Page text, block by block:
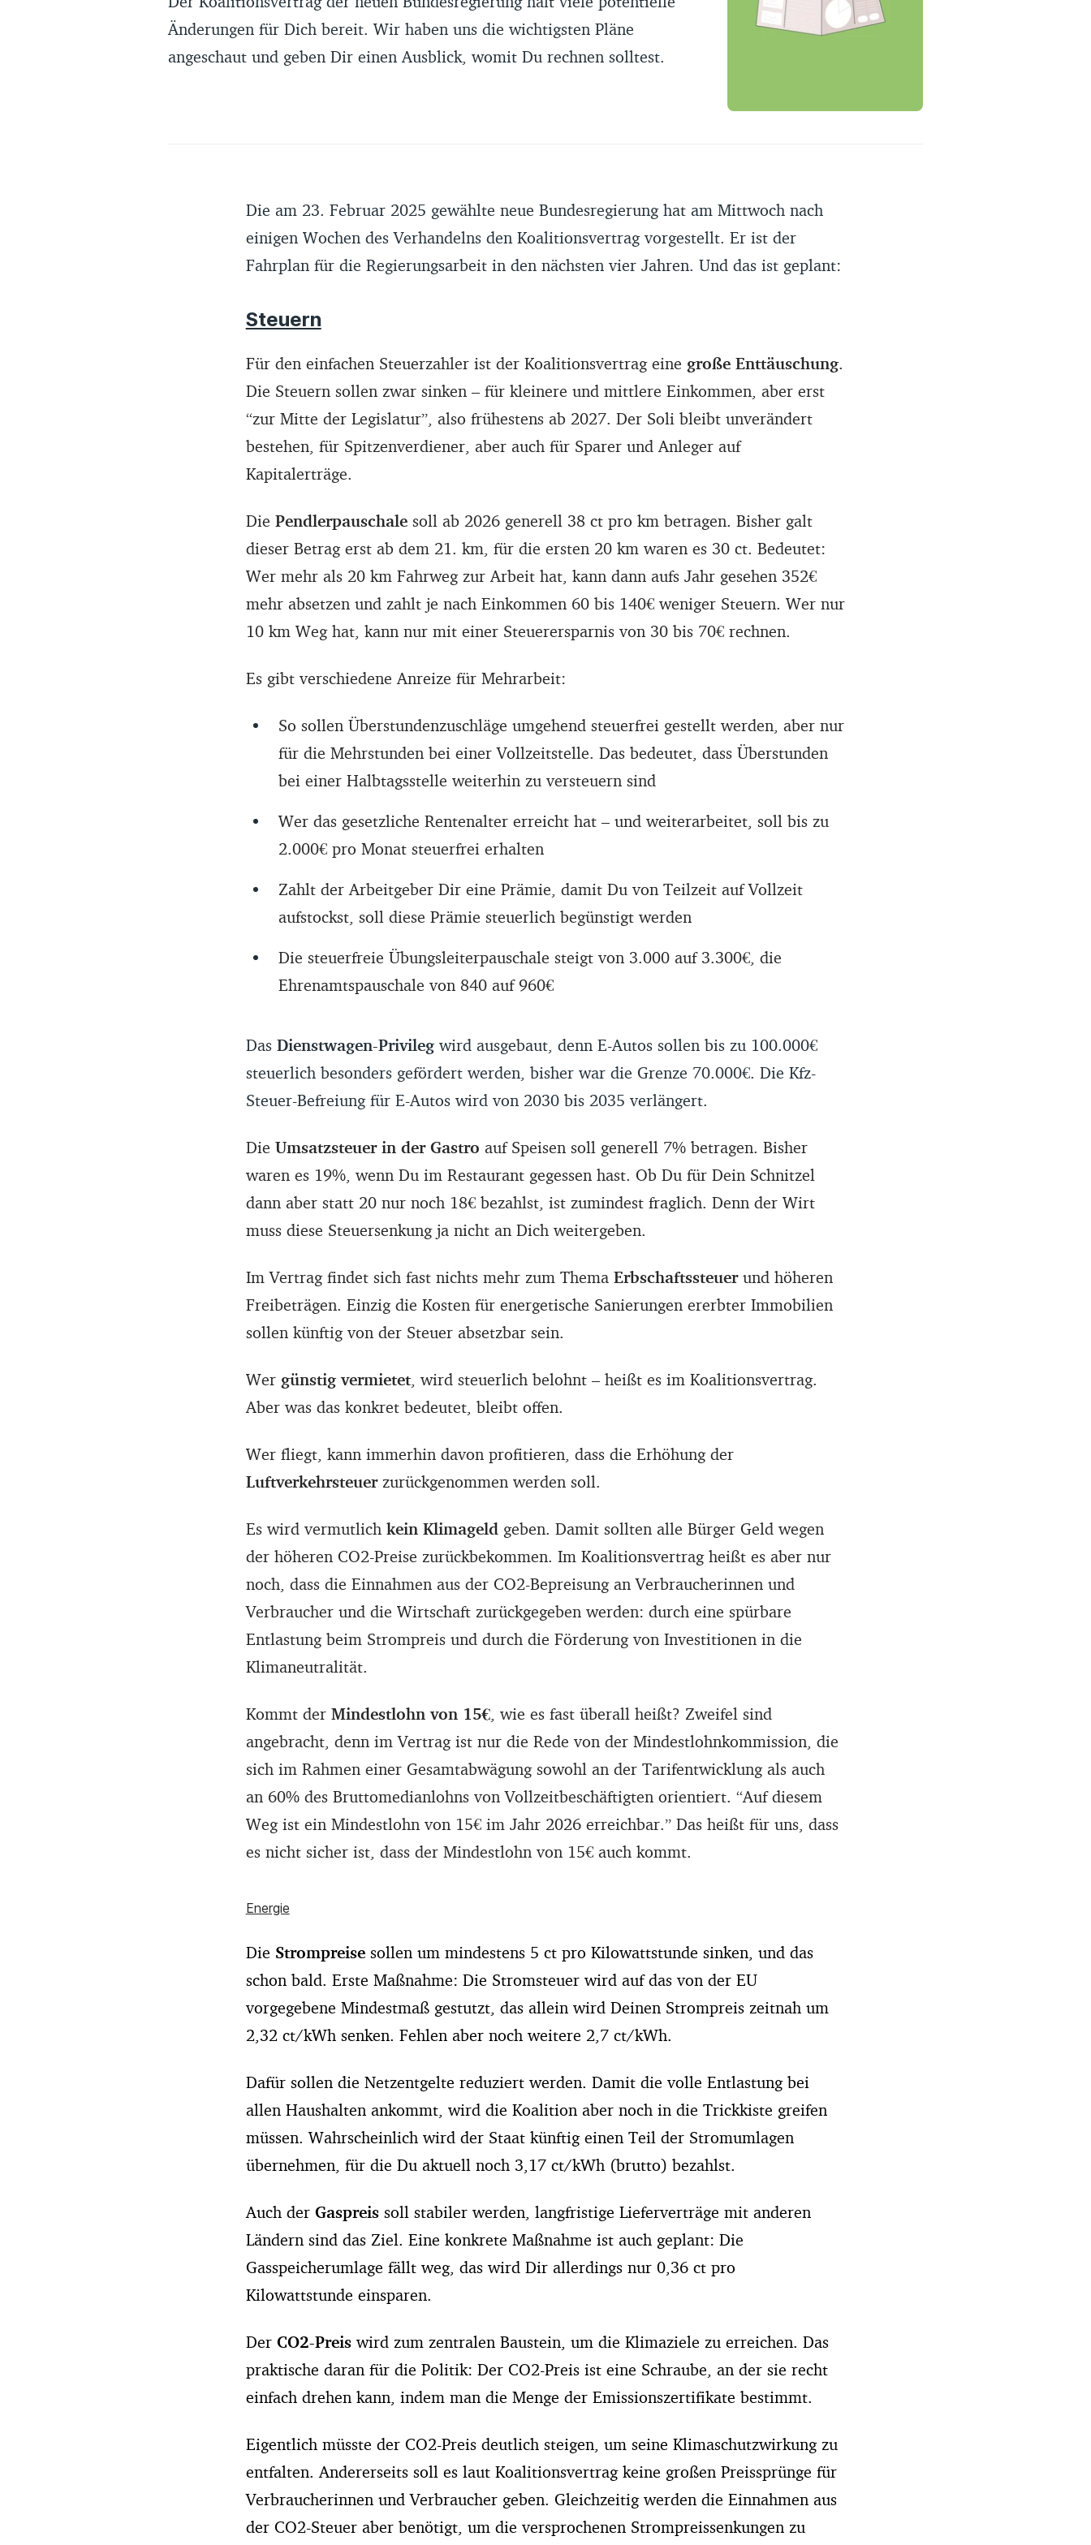
Erfahrungsportal
Academy
Über uns
Änderungen für Dich bereit. Wir haben uns die wichtigsten Pläne
angeschaut und geben Dir einen Ausblick, womit Du rechnen solltest.
Die am 23. Februar 2025 gewählte neue Bundesregierung hat am Mittwoch nach
einigen Wochen des Verhandelns den Koalitionsvertrag vorgestellt. Er ist der
Fahrplan für die Regierungsarbeit in den nächsten vier Jahren. Und das ist geplant:
Steuern
Für den einfachen Steuerzahler ist der Koalitionsvertrag eine große Enttäuschung.
Die Steuern sollen zwar sinken – für kleinere und mittlere Einkommen, aber erst
“zur Mitte der Legislatur”, also frühestens ab 2027. Der Soli bleibt unverändert
bestehen, für Spitzenverdiener, aber auch für Sparer und Anleger auf
Kapitalerträge.
Die Pendlerpauschalesoll ab 2026 generell 38 ct pro km betragen. Bisher galt
dieser Betrag erst ab dem 21. km, für die ersten 20 km waren es 30 ct. Bedeutet:
Wer mehr als 20 km Fahrweg zur Arbeit hat, kann dann aufs Jahr gesehen 352€
mehr absetzen und zahlt je nach Einkommen 60 bis 140€ weniger Steuern. Wer nur
10 km Weg hat, kann nur mit einer Steuerersparnis von 30 bis 70€ rechnen.
Es gibt verschiedene Anreize für Mehrarbeit:
So sollen Überstundenzuschläge umgehend steuerfrei gestellt werden, aber nur
für die Mehrstunden bei einer Vollzeitstelle. Das bedeutet, dass Überstunden
bei einer Halbtagsstelle weiterhin zu versteuern sind
Wer das gesetzliche Rentenalter erreicht hat – und weiterarbeitet, soll bis zu
2.000€ pro Monat steuerfrei erhalten
Zahlt der Arbeitgeber Dir eine Prämie, damit Du von Teilzeit auf Vollzeit
aufstockst, soll diese Prämie steuerlich begünstigt werden
Die steuerfreie Übungsleiterpauschale steigt von 3.000 auf 3.300€, die
Ehrenamtspauschale von 840 auf 960€
Das Dienstwagen-Privilegwird ausgebaut, denn E-Autos sollen bis zu 100.000€
steuerlich besonders gefördert werden, bisher war die Grenze 70.000€. Die Kfz-
Steuer-Befreiung für E-Autos wird von 2030 bis 2035 verlängert.
Die Umsatzsteuer in der Gastro auf Speisen soll generell 7% betragen. Bisher
waren es 19%, wenn Du im Restaurant gegessen hast. Ob Du für Dein Schnitzel
dann aber statt 20 nur noch 18€ bezahlst, ist zumindest fraglich. Denn der Wirt
muss diese Steuersenkung ja nicht an Dich weitergeben.
Im Vertrag findet sich fast nichts mehr zum Thema Erbschaftssteuerund höheren
Freibeträgen. Einzig die Kosten für energetische Sanierungen ererbter Immobilien
sollen künftig von der Steuer absetzbar sein.
Wer günstig vermietet, wird steuerlich belohnt – heißt es im Koalitionsvertrag.
Aber was das konkret bedeutet, bleibt offen.
Wer fliegt, kann immerhin davon profitieren, dass die Erhöhung der
Luftverkehrsteuerzurückgenommen werden soll.
Es wird vermutlich kein Klimageld geben. Damit sollten alle Bürger Geld wegen
der höheren CO2-Preise zurückbekommen. Im Koalitionsvertrag heißt es aber nur
noch, dass die Einnahmen aus der CO2-Bepreisung an Verbraucherinnen und
Verbraucher und die Wirtschaft zurückgegeben werden: durch eine spürbare
Entlastung beim Strompreis und durch die Förderung von Investitionen in die
Klimaneutralität.
Kommt der Mindestlohn von 15€, wie es fast überall heißt? Zweifel sind
angebracht, denn im Vertrag ist nur die Rede von der Mindestlohnkommission, die
sich im Rahmen einer Gesamtabwägung sowohl an der Tarifentwicklung als auch
an 60% des Bruttomedianlohns von Vollzeitbeschäftigten orientiert. “Auf diesem
Weg ist ein Mindestlohn von 15€ im Jahr 2026 erreichbar.” Das heißt für uns, dass
es nicht sicher ist, dass der Mindestlohn von 15€ auch kommt.
Energie
Die Strompreise sollen um mindestens 5 ct pro Kilowattstunde sinken, und das
schon bald. Erste Maßnahme: Die Stromsteuer wird auf das von der EU
vorgegebene Mindestmaß gestutzt, das allein wird Deinen Strompreis zeitnah um
2,32 ct/kWh senken. Fehlen aber noch weitere 2,7 ct/kWh.
Dafür sollen die Netzentgelte reduziert werden. Damit die volle Entlastung bei
allen Haushalten ankommt, wird die Koalition aber noch in die Trickkiste greifen
müssen. Wahrscheinlich wird der Staat künftig einen Teil der Stromumlagen
übernehmen, für die Du aktuell noch 3,17 ct/kWh (brutto) bezahlst.
Auch der Gaspreissoll stabiler werden, langfristige Lieferverträge mit anderen
Ländern sind das Ziel. Eine konkrete Maßnahme ist auch geplant: Die
Gasspeicherumlage fällt weg, das wird Dir allerdings nur 0,36 ct pro
Kilowattstunde einsparen.
Der CO2-Preiswird zum zentralen Baustein, um die Klimaziele zu erreichen. Das
praktische daran für die Politik: Der CO2-Preis ist eine Schraube, an der sie recht
einfach drehen kann, indem man die Menge der Emissionszertifikate bestimmt.
Eigentlich müsste der CO2-Preis deutlich steigen, um seine Klimaschutzwirkung zu
entfalten. Andererseits soll es laut Koalitionsvertrag keine großen Preissprünge für
Verbraucherinnen und Verbraucher geben. Gleichzeitig werden die Einnahmen aus
der CO2-Steuer aber benötigt, um die versprochenen Strompreissenkungen zu